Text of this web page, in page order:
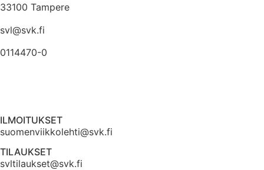
33100 Tampere
svl@svk.fi
0114470-0
ILMOITUKSET
suomenviikkolehti@svk.fi
TILAUKSET
svltilaukset@svk.fi